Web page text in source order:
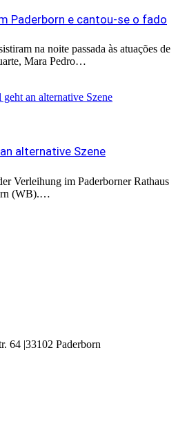
Paderborn e cantou-se o fado
na noite passada às atuações de
Mara Pedro…
alternative Szene
Verleihung im Paderborner Rathaus
(WB).…
64 |33102 Paderborn